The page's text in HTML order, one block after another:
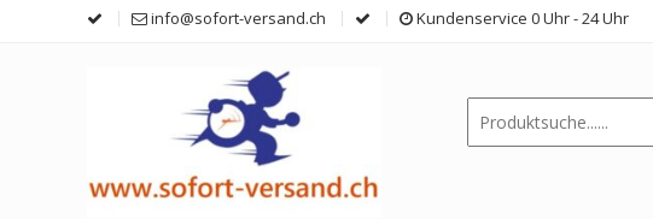
info@sofort-versand.ch Kundenservice 0 Uhr - 24 Uhr